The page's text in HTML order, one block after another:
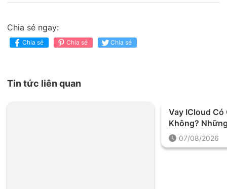
Chia sẻ ngay:
Chia sẻ Chia sẻ Chia sẻ
Tin tức liên quan
Vay ICloud Có
Không?
Được Yêu Cầu
07/08/2026